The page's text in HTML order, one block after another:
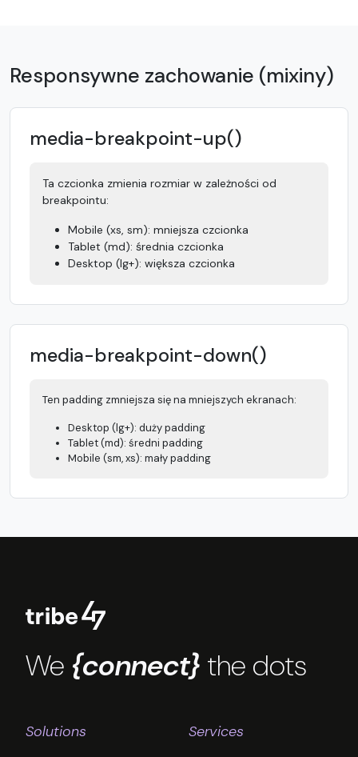
Responsywne zachowanie (mixiny)
media-breakpoint-up()
Ta czcionka zmienia rozmiar w zależności od
breakpointu:
Mobile (xs, sm): mniejsza czcionka
Tablet (md): średnia czcionka
Desktop (lg+): większa czcionka
media-breakpoint-down()
Ten padding zmniejsza się na mniejszych ekranach:
Desktop (lg+): duży padding
Tablet (md): średni padding
Mobile (sm, xs): mały padding
We {connect} the dots
Solutions Services